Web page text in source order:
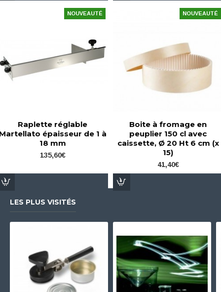
NOUVEAUTÉ
Raplette réglable
épaisseur de 1 à
18 mm
135,60€
NOUVEAUTÉ
Boite à fromage en
peuplier 150 cl avec
caissette, Ø 20 Ht 6 cm (x
15)
41,40€
LES PLUS VISITÉS